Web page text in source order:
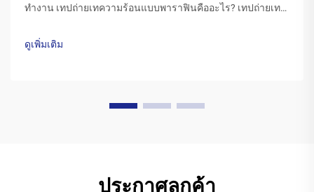
ทำงาน เทปถ่ายเทความร้อนแบบพาราฟินคืออะไร? เทปถ่ายเท
เคลือบด้วยสูตรพิเศษของหมึกพาราฟิน เมื่อหัวพิมพ์ของ
เครื่องพิมพ์ ...
ดูเพิ่มเติม
ประกาศลูกค้า